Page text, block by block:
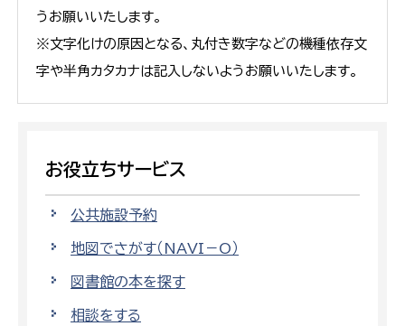
うお願いいたします。
※文字化けの原因となる、丸付き数字などの機種依存文
字や半角カタカナは記入しないようお願いいたします。
お役立ちサービス
公共施設予約
地図でさがす（NAVI－O）
図書館の本を探す
相談をする